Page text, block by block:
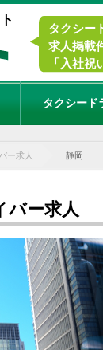
タクシー
求人掲載
「入社
タクシード
ー求人 静岡
バー求人